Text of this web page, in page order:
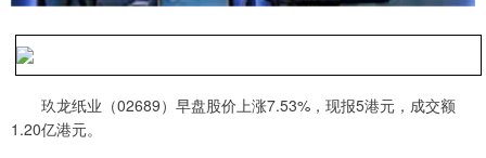
玖龙纸业（02689）早盘股价上涨7.53%，现报5港元，成交额
1.20亿港元。